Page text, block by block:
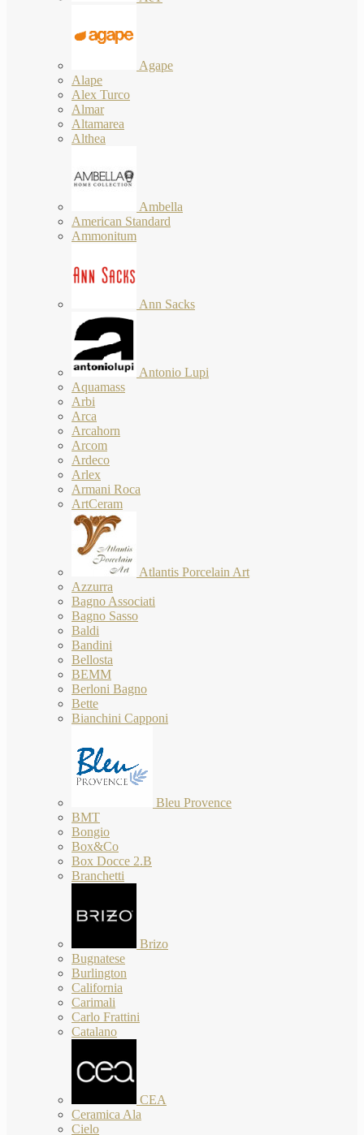
Agape
Alape
Alex Turco
Almar
Altamarea
Althea
Ambella
American Standard
Ammonitum
Ann Sacks
Antonio Lupi
Aquamass
Arbi
Arca
Arcahorn
Arcom
Ardeco
Arlex
Armani Roca
ArtCeram
Atlantis Porcelain Art
Azzurra
Bagno Associati
Bagno Sasso
Baldi
Bandini
Bellosta
BEMM
Berloni Bagno
Bette
Bianchini Capponi
Bleu Provence
BMT
Bongio
Box&Co
Box Docce 2.B
Branchetti
Brizo
Bugnatese
Burlington
California
Carimali
Carlo Frattini
Catalano
CEA
Ceramica Ala
Cielo